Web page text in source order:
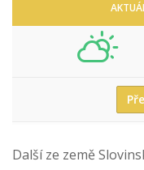
Další ze země